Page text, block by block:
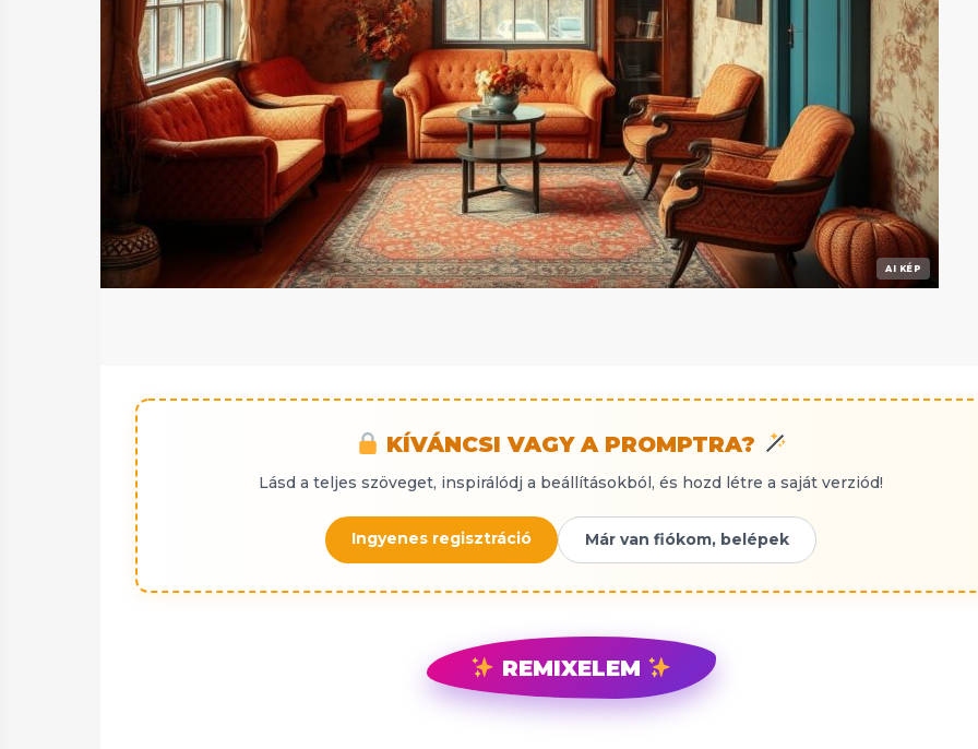
t
t
AI KÉP
KÍVÁNCSI VAGY A PROMPTRA?
Lásd a teljes szöveget, inspirálódj a beállításokból, és hozd létre a saját verziód!
Ingyenes regisztráció Már van fiókom, belépek
REMIXELEM